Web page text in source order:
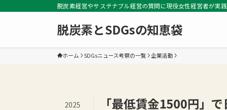
脱炭素経営やサステナブル経営の質問に現役女性経営者が実践
脱炭素とSDGsの知恵袋
ホーム SDGsニュース考察の一覧 企業活動
「最低賃金1500円」
2025